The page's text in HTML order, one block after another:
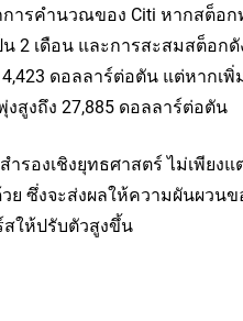
ารคำนวณของ Citi หากสต็อ
2 เดือน และการสะสมสต็อกดั
ดอลลาร์ต่อตัน แต่หากเ
สูงถึง 27,885 ดอลลาร์ต่อตัน
รองเชิงยุทธศาสตร์ ไม่เพียง
ซึ่งจะส่งผลให้ความผันผวน
ให้ปรับตัวสูงขึ้น